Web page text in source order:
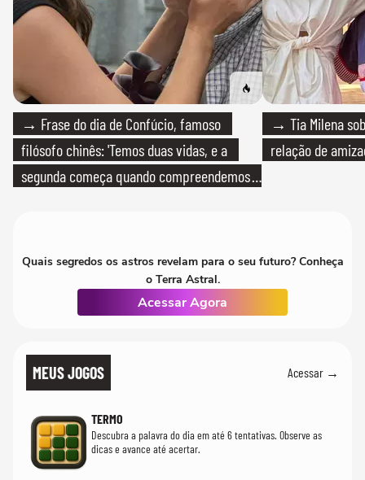
→ Frase do dia de Confúcio, famoso
filósofo chinês: 'Temos duas vidas, e a
segunda começa quando compreendemos
→ Tia Milena
relação de
Quais segredos os astros revelam para o seu futuro? Conheça
o Terra Astral.
Acessar Agora
MEUS JOGOS Acessar →
TERMO
Descubra a palavra do dia em até 6 tentativas. Observe as
dicas e avance até acertar.